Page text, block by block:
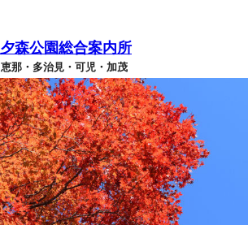
夕森公園総合案内所
恵那・多治見・可児・加茂